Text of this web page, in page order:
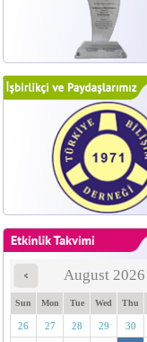
August 2026
Sun Mon Tue Wed Thu
26 27 28 29 30